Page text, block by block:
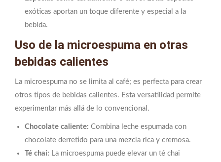
exóticas aportan un toque diferente y especial a la
bebida.
Uso de la microespuma en otras
bebidas calientes
La microespuma no se limita al café; es perfecta para crear
otros tipos de bebidas calientes. Esta versatilidad permite
experimentar más allá de lo convencional.
Chocolate caliente: Combina leche espumada con
chocolate derretido para una mezcla rica y cremosa.
Té chai: La microespuma puede elevar un té chai